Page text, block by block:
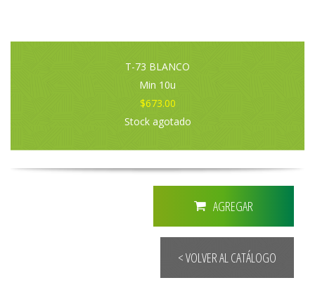
T-73 BLANCO
Min 10u
$673.00
Stock agotado
AGREGAR
< VOLVER AL CATÁLOGO